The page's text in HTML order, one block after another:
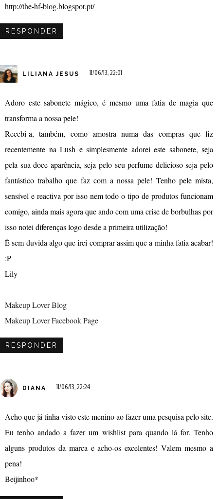
http://the-hf-blog.blogspot.pt/
RESPONDER
LILIANA JESUS 11/06/13, 22:01
Adoro este sabonete mágico, é mesmo uma fatia de magia que
transforma a nossa pele!
Recebi-a, também, como amostra numa das compras que fiz
recentemente na Lush e simplesmente adorei este sabonete, seja
pela sua doce aparência, seja pelo seu perfume delicioso seja pelo
fantástico trabalho que faz com a nossa pele! Tenho pele mista,
sensível e reactiva por isso nem todo o tipo de produtos funcionam
comigo, ainda mais agora que ando com uma crise de borbulhas por
isso notei diferenças logo desde a primeira utilização!
É sem duvida algo que irei comprar assim que a minha fatia acabar!
:P
Lily
Makeup Lover Blog
Makeup Lover Facebook Page
RESPONDER
DIANA 11/06/13, 22:24
Acho que já tinha visto este menino ao fazer uma pesquisa pelo site.
Eu tenho andado a fazer um wishlist para quando lá for. Tenho
alguns produtos da marca e acho-os excelentes! Valem mesmo a
pena!
Beijinhoo*